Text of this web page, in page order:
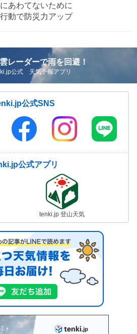
あわてないために
動で防災力アップ
レーダーで雨を回避！
公式 天気予報アプリ
公式SNS
公式アプリ
tenki.jp 登山天気